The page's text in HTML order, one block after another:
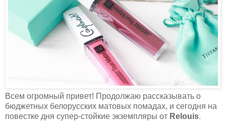
Всем огромный привет! Продолжаю рассказывать о
бюджетных белорусских матовых помадах, и сегодня на
повестке дня супер-стойкие экземпляры от Relouis.